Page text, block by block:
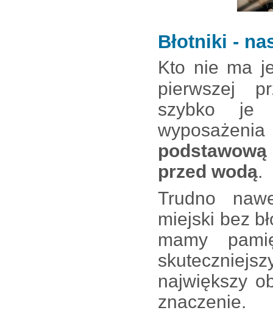
Błotniki -
Kto nie ma
pierwszej
szybko je
przed wodą.
Trudno
miejski bez
mamy
największy
znaczenie.